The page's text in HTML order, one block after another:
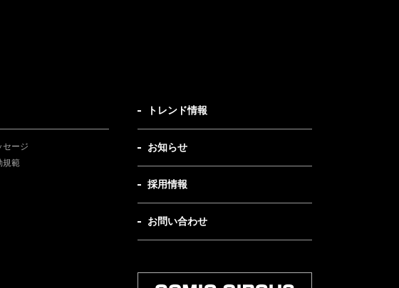
セージ
規範
トレンド情報
お知らせ
採用情報
お問い合わせ